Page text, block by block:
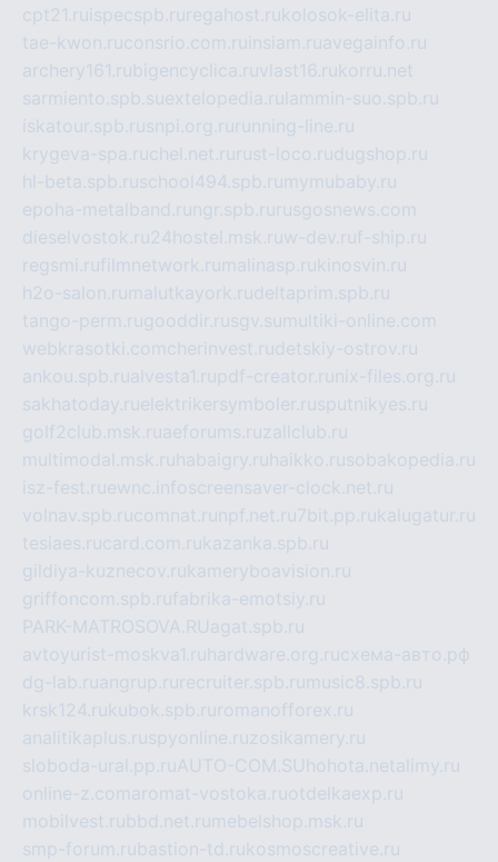
cpt21.ru ispecspb.ru regahost.rukolosok-elita.ru
tae-kwon.ruconsrio.com.ru insiam.ruavegainfo.ru
archery161.rubigencyclica.ruvlast16.rukorru.net
sarmiento.spb.suextelopedia.ru lammin-suo.spb.ru
iskatour.spb.rusnpi.org.ru running-line.ru
krygeva-spa.ruchel.net.ru rust-loco.rudugshop.ru
hl-beta.spb.ruschool494.spb.ru mymubaby.ru
epoha-metalband.ru ngr.spb.ru rusgosnews.com
dieselvostok.ru24hostel.msk.ruw-dev.ruf-ship.ru
regsmi.rufilmnetwork.ru malinasp.rukinosvin.ru
h2o-salon.ru malutkayork.rudeltaprim.spb.ru
tango-perm.rugooddir.rusgv.su multiki-online.com
webkrasotki.comcherinvest.rudetskiy-ostrov.ru
ankou.spb.rualvesta1.rupdf-creator.ru nix-files.org.ru
sakhatoday.ruelektrikersymboler.rusputnikyes.ru
golf2club.msk.ruaeforums.ruzallclub.ru
multimodal.msk.ru habaigry.ru haikko.rusobakopedia.ru
isz-fest.ruewnc.infoscreensaver-clock.net.ru
volnav.spb.rucomnat.ru npf.net.ru7bit.pp.rukalugatur.ru
tesiaes.rucard.com.rukazanka.spb.ru
gildiya-kuznecov.rukameryboavision.ru
griffoncom.spb.rufabrika-emotsiy.ru
PARK-MATROSOVA.RUagat.spb.ru
avtoyurist-moskva1.ru hardware.org.ruсхема-авто.рф
dg-lab.ruangrup.ru recruiter.spb.ru music8.spb.ru
krsk124.rukubok.spb.ru romanofforex.ru
analitikaplus.ruspyonline.ruzosikamery.ru
sloboda-ural.pp.ruAUTO-COM.SU hohota.netalimy.ru
online-z.comaromat-vostoka.ruotdelkaexp.ru
mobilvest.rubbd.net.ru mebelshop.msk.ru
smp-forum.rubastion-td.rukosmoscreative.ru